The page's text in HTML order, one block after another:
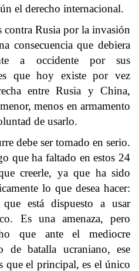
el derecho internacional.
contra Rusia por la invasión
consecuencia que debiera
a occidente por sus
que hoy existe por vez
entre Rusia y China,
menos en armamento
de usarlo.
debe ser tomado en serio.
que ha faltado en estos 24
creerle, ya que ha sido
lo que desea hacer:
está dispuesto a usar
Es una amenaza, pero
que ante el mediocre
de batalla ucraniano, ese
que el principal, es el único